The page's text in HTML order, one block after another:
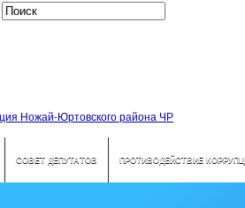
СОВЕТ ДЕПУТАТОВ ПРОТИВОДЕЙСТВИЕ